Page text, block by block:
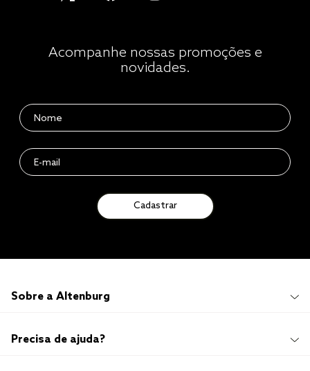
Acompanhe nossas promoções e
novidades.
Cadastrar
Sobre a Altenburg
Institucional
Precisa de ajuda?